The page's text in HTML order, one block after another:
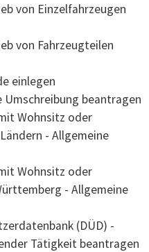
von Einzelfahrzeugen
von Fahrzeugteilen
einlegen
beantragen
Wohnsitz oder
- Allgemeine
Wohnsitz oder
- Allgemeine
(DÜD) -
Tätigkeit beantragen